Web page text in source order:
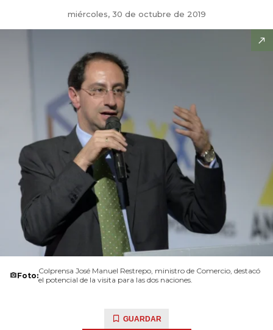
miércoles, 30 de octubre de 2019
Foto:Colprensa José Manuel Restrepo, ministro de Comercio, destacó
el potencial de la visita para las dos naciones.
GUARDAR